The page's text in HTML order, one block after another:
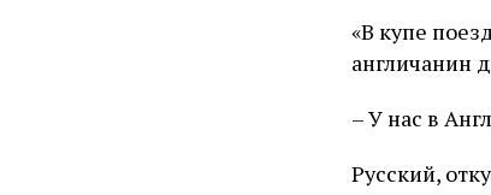
«В купе
англичанин
– У нас в
Русский,